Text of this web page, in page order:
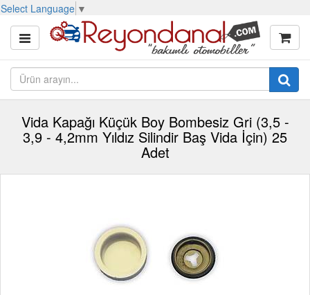
Select Language ▼
Vida Kapağı Küçük Boy Bombesiz Gri (3,5 -
3,9 - 4,2mm Yıldız Silindir Baş Vida İçin) 25
Adet